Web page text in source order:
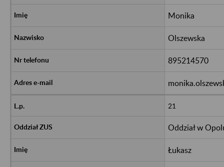
Monika
Olszewska
895214570
21
Oddział w
Łukasz